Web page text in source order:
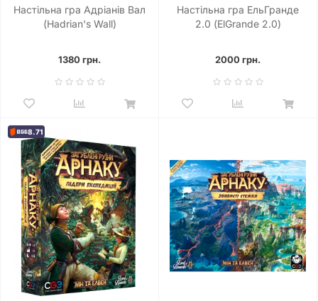
Настільна гра Адріанів Вал
(Hadrian's Wall)
1380 грн.
Настільна гра ЕльГранде
2.0 (ElGrande 2.0)
2000 грн.
8.71